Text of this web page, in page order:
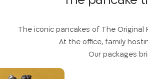
The iconic pancakes of The
At the office, family
Our packages